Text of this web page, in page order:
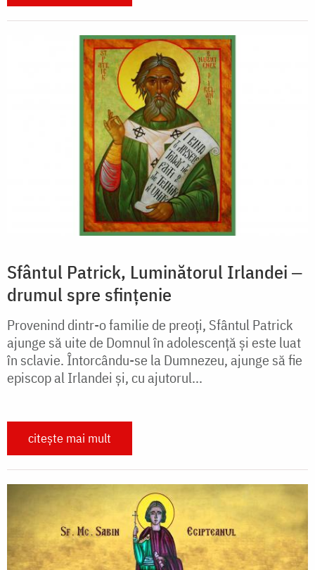
Sfântul Patrick, Luminătorul Irlandei ‒
drumul spre sfințenie
Provenind dintr-o familie de preoți, Sfântul Patrick
ajunge să uite de Domnul în adolescență și este luat
în sclavie. Întorcându-se la Dumnezeu, ajunge să fie
episcop al Irlandei și, cu ajutorul...
citește mai mult